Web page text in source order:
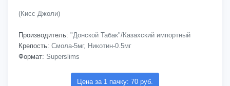
(Кисс Джоли)
Производитель: "Донской Табак"/Казахский импортный
Крепость: Смола-5мг, Никотин-0.5мг
Формат: Superslims
Цена за 1 пачку: 70 руб.